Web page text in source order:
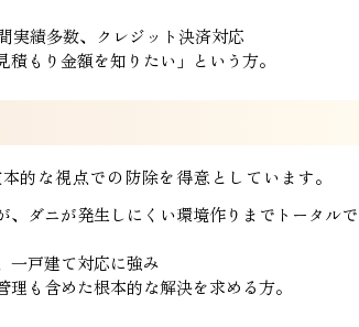
実績多数、クレジット決済対応
もり金額を知りたい」という方。
的な視点での防除を得意としています。
ダニが発生しにくい環境作りまでトータルで
一戸建て対応に強み
も含めた根本的な解決を求める方。